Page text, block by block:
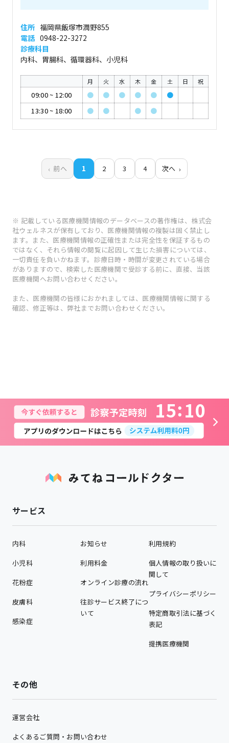
住所 福岡県飯塚市潤野855
電話 0948-22-3272
診療科目
内科、胃腸科、循環器科、小児科
月 火 水 木 金 土 日 祝
09:00~ 12:00 ● ● ● ● ●
●
13:30~ 18:00 ● ● ● ●
前へ 1 2 3 4 次へ
※ 記載している医療機関情報のデータベースの著作権は、株式会
社ウェルネスが保有しており、医療機関情報の複製は固く禁止し
ます。また、医療機関情報の正確性または完全性を保証するもの
ではなく、それら情報の閲覧に起因して生じた損害については、
一切責任を負いかねます。診療日時・時間が変更されている場合
がありますので、検索した医療機関で受診する前に、直接、当該
医療機関へお問い合わせください。
また、医療機関の皆様におかれましては、医療機関情報に関する
確認、修正等は、弊社までお問い合わせください。
15 10
サービス
内科
小児科
花粉症
皮膚科
感染症
お知らせ
利用料金
オンライン診療の流れ
往診サービス終了につ
いて
利用規約
個人情報の取り扱いに
関して
プライバシーポリシー
特定商取引法に基づく
表記
提携医療機関
その他
運営会社
よくあるご質問・お問い合わせ